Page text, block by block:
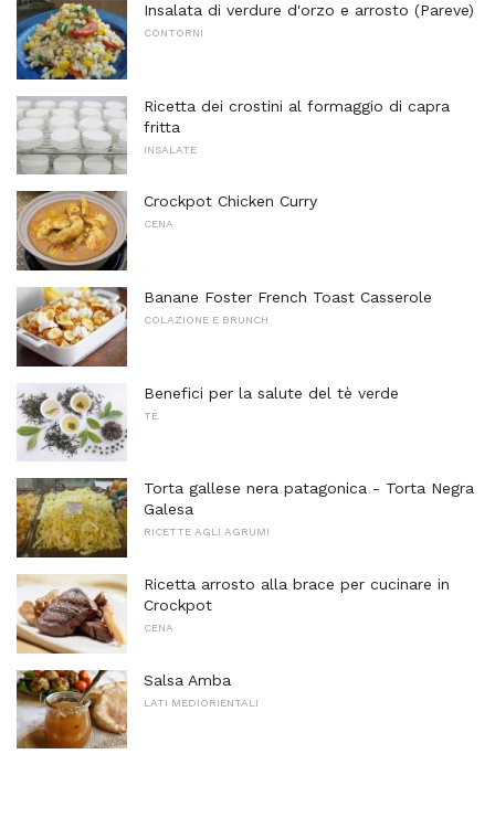
Insalata di verdure d'orzo e arrosto (Pareve)
CONTORNI
Ricetta dei crostini al formaggio di capra
fritta
INSALATE
Crockpot Chicken Curry
CENA
Banane Foster French Toast Casserole
COLAZIONE E BRUNCH
Benefici per la salute del tè verde
TÈ
Torta gallese nera patagonica - Torta Negra
Galesa
RICETTE AGLI AGRUMI
Ricetta arrosto alla brace per cucinare in
Crockpot
CENA
Salsa Amba
LATI MEDIORIENTALI